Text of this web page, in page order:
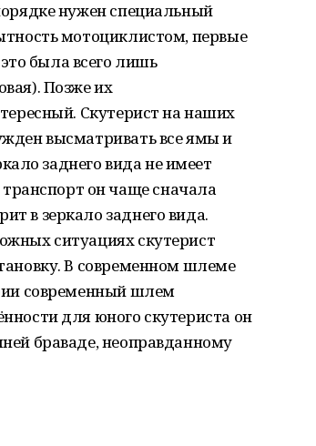
нужен специальный
мотоциклистом, первые
была всего лишь
Позже их
Скутерист на наших
высматривать все ямы и
заднего вида не имеет
он чаще сначала
в зеркало заднего вида.
ситуациях скутерист
В современном шлеме
современный шлем
для юного скутериста он
браваде, неоправданному